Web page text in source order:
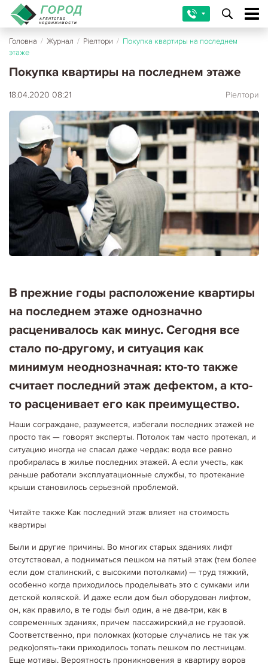
Головна / Журнал / Ріелтори / Покупка квартиры на последнем
этаже
Покупка квартиры на последнем этаже
18.04.2020 08:21 Ріелтори
В прежние годы расположение квартиры
на последнем этаже однозначно
расценивалось как минус. Сегодня все
стало по-другому, и ситуация как
минимум неоднозначная: кто-то также
считает последний этаж дефектом, а кто-
то расценивает его как преимущество.
Наши сограждане, разумеется, избегали последних этажей не
просто так — говорят эксперты. Потолок там часто протекал, и
ситуацию иногда не спасал даже чердак: вода все равно
пробиралась в жилье последних этажей. А если учесть, как
раньше работали эксплуатационные службы, то протекание
крыши становилось серьезной проблемой.
Читайте также Как последний этаж влияет на стоимость
квартиры
Были и другие причины. Во многих старых зданиях лифт
отсутствовал, а подниматься пешком на пятый этаж (тем более
если дом сталинский, с высокими потолками) — труд тяжкий,
особенно когда приходилось проделывать это с сумками или
детской коляской. И даже если дом был оборудован лифтом,
он, как правило, в те годы был один, а не два-три, как в
современных зданиях, причем пассажирский,а не грузовой.
Соответственно, при поломках (которые случались не так уж
редко)опять-таки приходилось топать пешком по лестницам.
Еще мотивы. Вероятность проникновения в квартиру воров